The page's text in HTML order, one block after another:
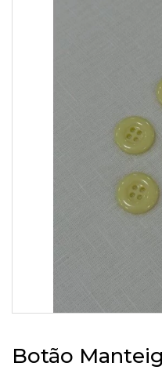
Botão